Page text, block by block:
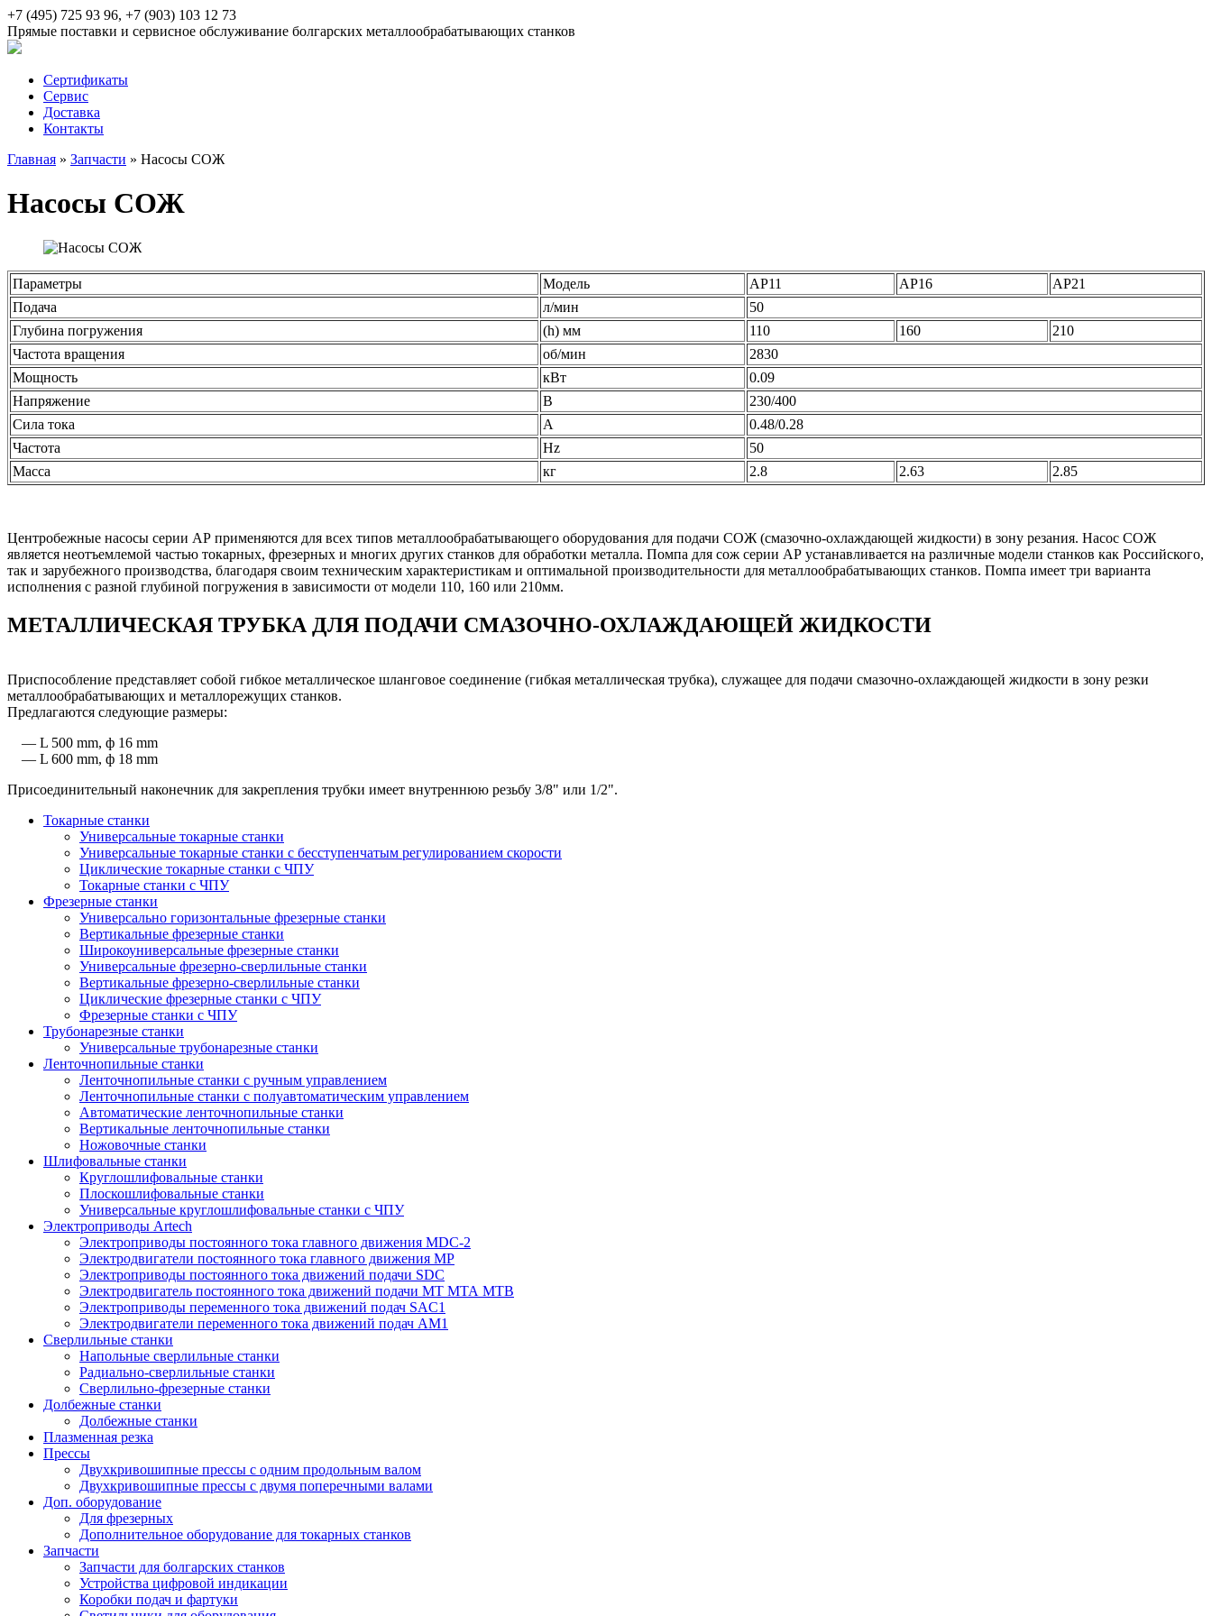
+7 (495) 725 93 96, +7 (903) 103 12 73
Прямые поставки и сервисное обслуживание болгарских металлообрабатывающих станков
Сертификаты
Сервис
Доставка
Контакты
Главная » Запчасти » Насосы СОЖ
Насосы СОЖ
Параметры Модель АР11 АР16
АР21
Подача
л/мин
50
Глубина погружения
(h) мм 110 160
210
Частота вращения
об/мин
2830
Мощность
кВт
0.09
Напряжение
В
230/400
Сила тока
А
0.48/0.28
Частота
Hz
50
Масса
кг 2.8 2.63 2.85
Центробежные насосы серии АР применяются для всех типов металлообрабатывающего оборудования для подачи СОЖ (смазочно-охлаждающей жидкости) в зону резания. Насос СОЖ
является неотъемлемой частью токарных, фрезерных и многих других станков для обработки металла. Помпа для сож серии АР устанавливается на различные модели станков как Российского,
так и зарубежного производства, благодаря своим техническим характеристикам и оптимальной производительности для металлообрабатывающих станков. Помпа имеет три варианта
исполнения с разной глубиной погружения в зависимости от модели 110, 160 или 210мм.
МЕТАЛЛИЧЕСКАЯ ТРУБКА ДЛЯ ПОДАЧИ СМАЗОЧНО-ОХЛАЖДАЮЩЕЙ ЖИДКОСТИ
Приспособление представляет собой гибкое металлическое шланговое соединение (гибкая металлическая трубка), служащее для подачи смазочно-охлаждающей жидкости в зону резки
металлообрабатывающих и металлорежущих станков.
Предлагаются следующие размеры:
— L 500 mm, ф 16 mm
— L 600 mm, ф 18 mm
Присоединительный наконечник для закрепления трубки имеет внутреннюю резьбу 3/8" или 1/2".
Токарные станки
Универсальные токарные станки
Универсальные токарные станки с бесступенчатым регулированием скорости
Циклические токарные станки с ЧПУ
Токарные станки с ЧПУ
Фрезерные станки
Универсально горизонтальные фрезерные станки
Вертикальные фрезерные станки
Широкоуниверсальные фрезерные станки
Универсальные фрезерно-сверлильные станки
Вертикальные фрезерно-сверлильные станки
Циклические фрезерные станки с ЧПУ
Фрезерные станки с ЧПУ
Трубонарезные станки
Универсальные трубонарезные станки
Ленточнопильные станки
Ленточнопильные станки с ручным управлением
Ленточнопильные станки с полуавтоматическим управлением
Автоматические ленточнопильные станки
Вертикальные ленточнопильные станки
Ножовочные станки
Шлифовальные станки
Круглошлифовальные станки
Плоскошлифовальные станки
Универсальные круглошлифовальные станки с ЧПУ
Электроприводы Artech
Электроприводы постоянного тока главного движения MDC-2
Электродвигатели постоянного тока главного движения МР
Электроприводы постоянного тока движений подачи SDC
Электродвигатель постоянного тока движений подачи МТ МТА МТВ
Электроприводы переменного тока движений подач SAC1
Электродвигатели переменного тока движений подач AM1
Сверлильные станки
Напольные сверлильные станки
Радиально-сверлильные станки
Сверлильно-фрезерные станки
Долбежные станки
Долбежные станки
Плазменная резка
Прессы
Двухкривошипные прессы с одним продольным валом
Двухкривошипные прессы с двумя поперечными валами
Доп. оборудование
Для фрезерных
Дополнительное оборудование для токарных станков
Запчасти
Запчасти для болгарских станков
Устройства цифровой индикации
Коробки подач и фартуки